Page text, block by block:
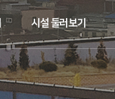
시설 둘러보기